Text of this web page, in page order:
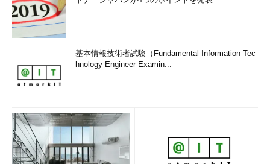
基本情報技術者試験（Fundamental Information Tec
hnology Engineer Examin...